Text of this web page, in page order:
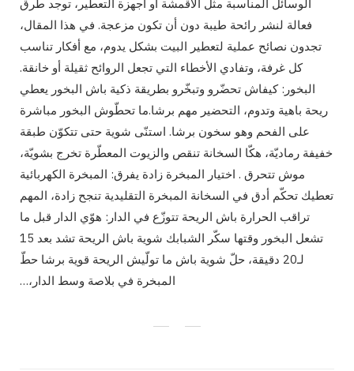
الوسائل المناسبة مثل الأقمشة أو أجهزة التعطير، توجد طرق
فعالة لنشر رائحة طيبة دون أن تكون مزعجة. في هذا المقال،
تجدون نصائح عملية لتعطير البيت بشكل يدوم، مع أفكار تناسب
كل غرفة، وتفادي الأخطاء التي تجعل الروائح ثقيلة أو خانقة.
البخور: كيفاش تحضّرو وتبخّرو بطريقة ذكية باش البخور يعطي
ريحة باهية وتدوم، التحضير مهم برشا.ما تحطّوش البخور مباشرة
على الفحم وهو سخون برشا. استنّى شوية حتى تتكوّن طبقة
خفيفة رماديّة، هكّا السخانة تنقص والزيوت المعطّرة تخرج بشويّة،
موش تتحرق . اختيار المبخرة زادة يفرق: المبخرة الكهربائية
تعطيك تحكّم أدق في السخانة المبخرة التقليدية تنجح زادة، المهم
تراقب الحرارة باش الريحة تتوزّع في الدار: هوّي الدار قبل ما
تشعل البخور وقتها سكّر الشبابك شوية باش الريحة تشد بعد 15
لـ20 دقيقة، حلّ شوية باش ما تولّيش الريحة قوية برشا حطّ
المبخرة في بلاصة وسط الدار،…